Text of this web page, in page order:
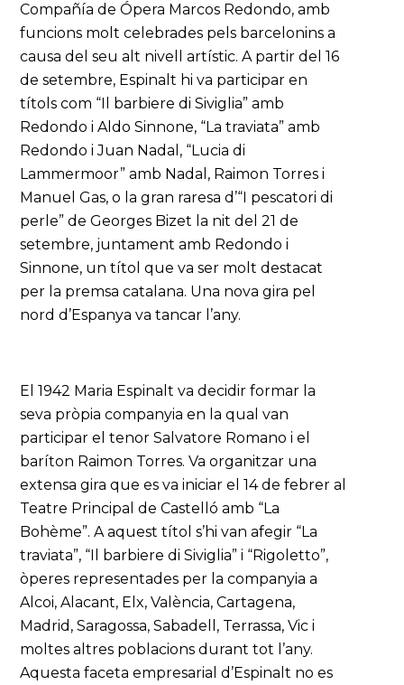
Compañía de Ópera Marcos Redondo, amb
funcions molt celebrades pels barcelonins a
causa del seu alt nivell artístic. A partir del 16
de setembre, Espinalt hi va participar en
títols com “Il barbiere di Siviglia” amb
Redondo i Aldo Sinnone, “La traviata” amb
Redondo i Juan Nadal, “Lucia di
Lammermoor” amb Nadal, Raimon Torres i
Manuel Gas, o la gran raresa d’“I pescatori di
perle” de Georges Bizet la nit del 21 de
setembre, juntament amb Redondo i
Sinnone, un títol que va ser molt destacat
per la premsa catalana. Una nova gira pel
nord d’Espanya va tancar l’any.
El 1942 Maria Espinalt va decidir formar la
seva pròpia companyia en la qual van
participar el tenor Salvatore Romano i el
baríton Raimon Torres. Va organitzar una
extensa gira que es va iniciar el 14 de febrer al
Teatre Principal de Castelló amb “La
Bohème”. A aquest títol s’hi van afegir “La
traviata”, “Il barbiere di Siviglia” i “Rigoletto”,
òperes representades per la companyia a
Alcoi, Alacant, Elx, València, Cartagena,
Madrid, Saragossa, Sabadell, Terrassa, Vic i
moltes altres poblacions durant tot l’any.
Aquesta faceta empresarial d’Espinalt no es